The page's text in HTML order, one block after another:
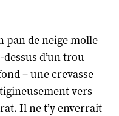
pan de neige molle
d’un trou
– une crevasse
vers
Il ne t’y enverrait